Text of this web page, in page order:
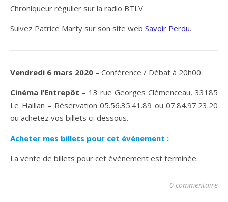
Chroniqueur régulier sur la radio BTLV
Suivez Patrice Marty sur son site web Savoir Perdu.
Vendredi 6 mars 2020 – Conférence / Débat à 20h00.
Cinéma l’Entrepôt – 13 rue Georges Clémenceau, 33185
Le Haillan – Réservation 05.56.35.41.89 ou 07.84.97.23.20
ou achetez vos billets ci-dessous.
Acheter mes billets pour cet événement :
La vente de billets pour cet événement est terminée.
0 commentaire